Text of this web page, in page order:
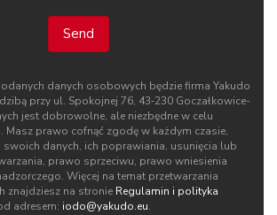
Send
danych osobowych będzie firma Yakudo
przy ul. Spokojnej 76, 43‑230 Goczałkowice-
jest dobrowolne, ale niezbędne w celu
Masz prawo cofnąć zgodę w każdym czasie,
danych, ich poprawiania, usunięcia lub
prawo sprzeciwu, prawo wniesienia
Więcej na temat przetwarzania
znajdziesz na stronie Regulamin i polityka
adresem: iodo@yakudo.eu.